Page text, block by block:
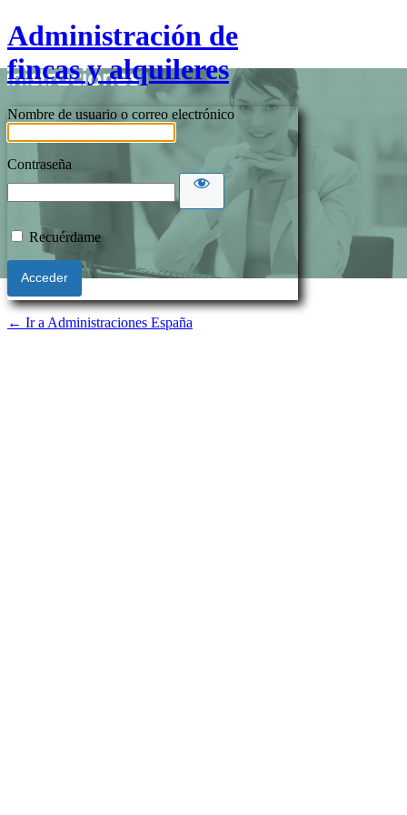
Administración de
fincas y alquileres
Nombre de usuario o correo electrónico
Contraseña
Recuérdame
← Ir a Administraciones España